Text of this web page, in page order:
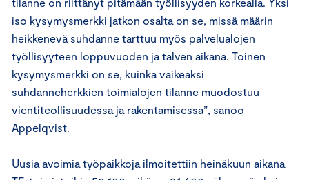
iso kysymysmerkki jatkon osalta on se, missä määrin
heikkenevä suhdanne tarttuu myös palvelualojen
työllisyyteen loppuvuoden ja talven aikana. Toinen
kysymysmerkki on se, kuinka vaikeaksi
suhdanneherkkien toimialojen tilanne muodostuu
vientiteollisuudessa ja rakentamisessa”, sanoo
Appelqvist.
Uusia avoimia työpaikkoja ilmoitettiin heinäkuun aikana